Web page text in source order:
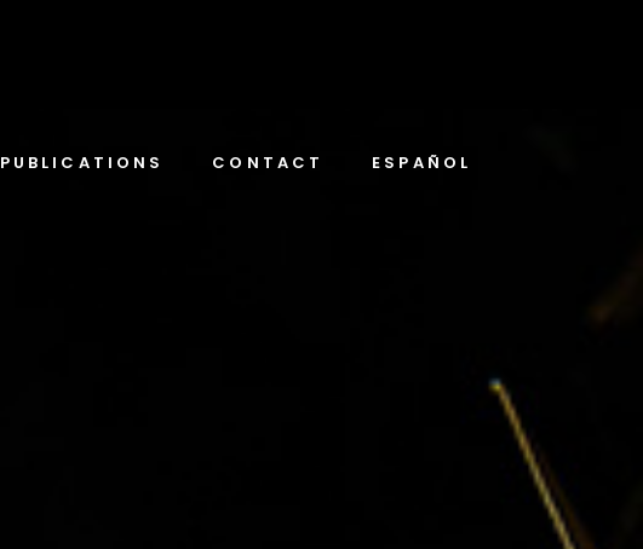
PUBLICATIONS CONTACT ESPAÑOL